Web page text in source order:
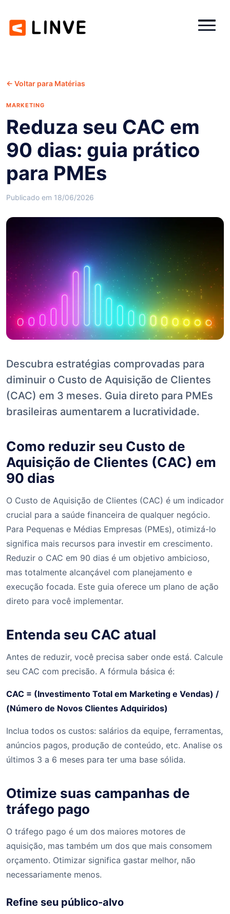
← Voltar para Matérias
MARKETING
Reduza seu CAC em
90 dias: guia prático
para PMEs
Publicado em 18/06/2026
Descubra estratégias comprovadas para
diminuir o Custo de Aquisição de Clientes
(CAC) em 3 meses. Guia direto para PMEs
brasileiras aumentarem a lucratividade.
Como reduzir seu Custo de
Aquisição de Clientes (CAC) em
90 dias
O Custo de Aquisição de Clientes (CAC) é um indicador
crucial para a saúde financeira de qualquer negócio.
Para Pequenas e Médias Empresas (PMEs), otimizá-lo
significa mais recursos para investir em crescimento.
Reduzir o CAC em 90 dias é um objetivo ambicioso,
mas totalmente alcançável com planejamento e
execução focada. Este guia oferece um plano de ação
direto para você implementar.
Entenda seu CAC atual
Antes de reduzir, você precisa saber onde está. Calcule
seu CAC com precisão. A fórmula básica é:
CAC = (Investimento Total em Marketing e Vendas) /
(Número de Novos Clientes Adquiridos)
Inclua todos os custos: salários da equipe, ferramentas,
anúncios pagos, produção de conteúdo, etc. Analise os
últimos 3 a 6 meses para ter uma base sólida.
Otimize suas campanhas de
tráfego pago
O tráfego pago é um dos maiores motores de
aquisição, mas também um dos que mais consomem
orçamento. Otimizar significa gastar melhor, não
necessariamente menos.
Refine seu público-alvo